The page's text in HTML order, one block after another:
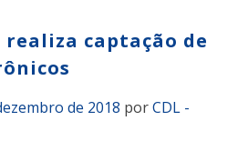
realiza captação de
de 2018 porCDL -